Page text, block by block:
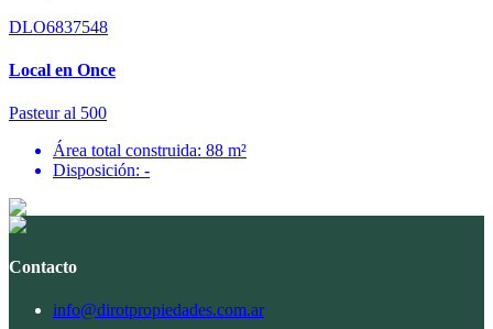
DLO6837548
Local en Once
Pasteur al 500
Área total construida: 88 m²
Disposición: -
Contacto
info@dirotpropiedades.com.ar